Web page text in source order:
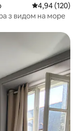
Середня
4,94 (120)
з видом на море